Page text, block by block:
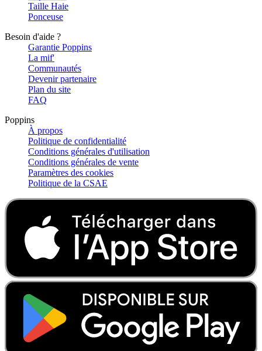
Taille Haie
Ponceuse
Besoin d'aide ?
Garantie Poppins
La mif'
Communautés
Devenir partenaire
Plan du site
FAQ
Poppins
À propos
Politique de confidentialité
Conditions générales d'utilisation
Conditions générales de vente
Paramètres des cookies
Politique de la CSAE